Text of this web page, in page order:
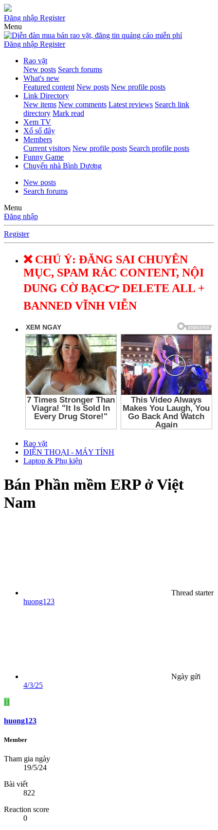
Đăng nhập Register
Menu
Đăng nhập Register
Rao vặt
New posts Search forums
What's new
Featured content New posts New profile posts
Link Directory
New items New comments Latest reviews Search link
directory Mark read
Xem TV
Xổ số đây
Members
Current visitors New profile posts Search profile posts
Funny Game
Chuyển nhà Bình Dương
New posts
Search forums
Menu
Đăng nhập
Register
❌ CHÚ Ý: ĐĂNG SAI CHUYÊN
MỤC, SPAM RÁC CONTENT, NỘI
DUNG CỜ BẠC👉 DELETE ALL +
BANNED VĨNH VIỄN
Rao vặt
ĐIỆN THOẠI - MÁY TÍNH
Laptop & Phụ kiện
Bán Phần mềm ERP ở Việt
Nam
Thread starter
huong123
Ngày gửi
4/3/25
H
huong123
Member
Tham gia ngày
19/5/24
Bài viết
822
Reaction score
0